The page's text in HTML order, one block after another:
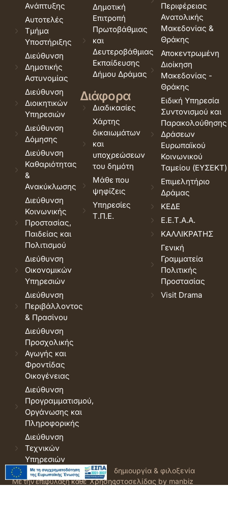
Ανάπτυξης
Αυτοτελές
Τμήμα
Υποστήριξης
Διεύθυνση
Δημοτικής
Αστυνομίας
Διεύθυνση
Διοικητικών
Υπηρεσιών
Διεύθυνση
Δόμησης
Διεύθυνση
Καθαριότητας
&
Ανακύκλωσης
Διεύθυνση
Κοινωνικής
Προστασίας,
Παιδείας και
Πολιτισμού
Διεύθυνση
Οικονομικών
Υπηρεσιών
Διεύθυνση
Περιβάλλοντος
& Πρασίνου
Διεύθυνση
Προσχολικής
Αγωγής και
Φροντίδας
Οικογένειας
Διεύθυνση
Προγραμματισμού,
Οργάνωσης και
Πληροφορικής
Διεύθυνση
Τεχνικών
Υπηρεσιών
Δημοτική
Επιτροπή
Πρωτοβάθμιας
και
Δευτεροβάθμιας
Εκπαίδευσης
Δήμου Δράμας
Διάφορα
Διαδικασίες
Χάρτης
δικαιωμάτων
και
υποχρεώσεων
του δημότη
Μάθε που
ψηφίζεις
Υπηρεσίες
Τ.Π.Ε.
Περιφέρειας
Ανατολικής
Μακεδονίας &
Θράκης
Αποκεντρωμένη
Διοίκηση
Μακεδονίας -
Θράκης
Ειδική Υπηρεσία
Συντονισμού και
Παρακολούθησης
Δράσεων
Ευρωπαϊκού
Κοινωνικού
Ταμείου (ΕΥΣΕΚΤ)
Επιμελητήριο
Δράμας
ΚΕΔΕ
Ε.Ε.Τ.Α.Α.
ΚΑΛΛΙΚΡΑΤΗΣ
Γενική
Γραμματεία
Πολιτικής
Προστασίας
Visit Drama
© 2026 Δήμος Δράμας.
Με την επιφύλαξη κάθε
Όροι
Χρήσης
δημιουργία & φιλοξενία
ιστοσελίδας by manbiz